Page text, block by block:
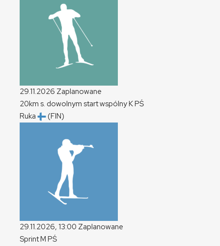
29.11.2026 Zaplanowane
20km s. dowolnym start wspólnyKPŚ
Ruka
(FIN)
29.11.2026, 13:00 Zaplanowane
SprintM PŚ